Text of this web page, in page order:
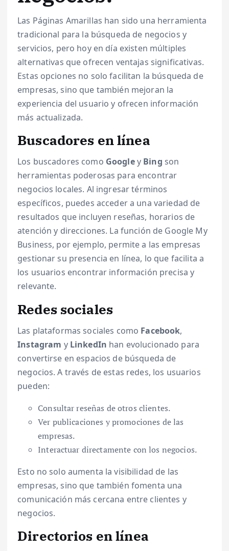
Las Páginas Amarillas han sido una herramienta
tradicional para la búsqueda de negocios y
servicios, pero hoy en día existen múltiples
alternativas que ofrecen ventajas significativas.
Estas opciones no solo facilitan la búsqueda de
empresas, sino que también mejoran la
experiencia del usuario y ofrecen información
más actualizada.
Buscadores en línea
Los buscadores como Googley Bing son
herramientas poderosas para encontrar
negocios locales. Al ingresar términos
específicos, puedes acceder a una variedad de
resultados que incluyen reseñas, horarios de
atención y direcciones. La función de Google My
Business, por ejemplo, permite a las empresas
gestionar su presencia en línea, lo que facilita a
los usuarios encontrar información precisa y
relevante.
Redes sociales
Las plataformas sociales como Facebook,
Instagram y LinkedIn han evolucionado para
convertirse en espacios de búsqueda de
negocios. A través de estas redes, los usuarios
pueden:
Consultar reseñas de otros clientes.
Ver publicaciones y promociones de las
empresas.
Interactuar directamente con los negocios.
Esto no solo aumenta la visibilidad de las
empresas, sino que también fomenta una
comunicación más cercana entre clientes y
negocios.
Directorios en línea